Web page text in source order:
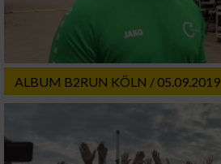
ALBUM B2RUN KÖLN / 05.09.2019